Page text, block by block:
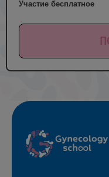
Участие бесплатное